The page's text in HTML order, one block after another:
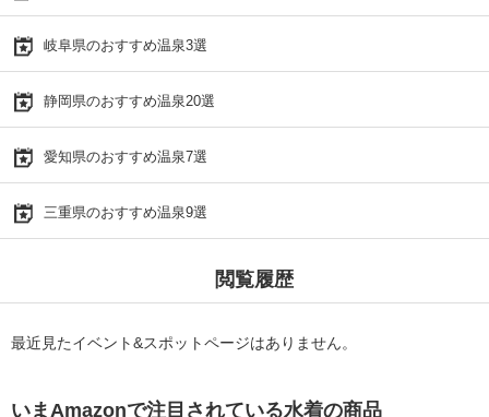
岐阜県のおすすめ温泉3選
静岡県のおすすめ温泉20選
愛知県のおすすめ温泉7選
三重県のおすすめ温泉9選
閲覧履歴
最近見たイベント&スポットページはありません。
いまAmazonで注目されている水着の商品